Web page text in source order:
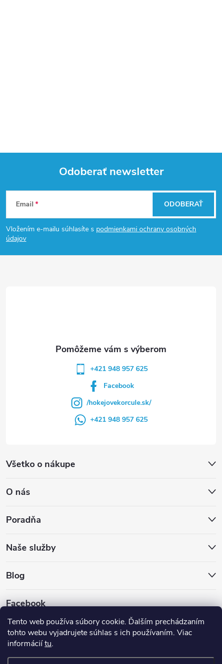
Tento web používa súbory cookie. Ďalším prechádzaním
tohto webu vyjadrujete súhlas s ich používaním. Viac
informáciítu.
Z
á
p
Odoberať newsletter
Email
Vložením e-mailu súhlasíte s podmienkami ochrany osobných
údajov
ODOBERAŤ
Všetko o nákupe
O nás
Poradňa
Naše služby
Blog
Facebook
+421 948 957 625
Facebook
/hokejovekorcule.sk/
+421 948 957 625